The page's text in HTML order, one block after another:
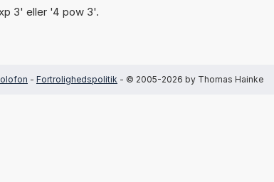
3' eller '4 pow 3'.
- Fortrolighedspolitik - © 2005-2026 by Thomas Hainke